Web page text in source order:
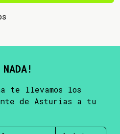
te llevamos los
de Asturias a tu